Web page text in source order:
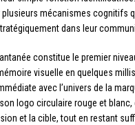
plusieurs mécanismes cognitifs
dans leur
constitue le premier
visuelle en quelques
avec l’univers de la
logo circulaire rouge et blanc,
et la cible, tout en restant